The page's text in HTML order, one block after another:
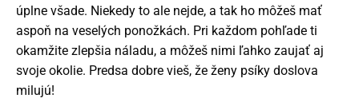
úplne všade. Niekedy to ale nejde, a tak ho môžeš mať
aspoň na veselých ponožkách. Pri každom pohľade ti
okamžite zlepšia náladu, a môžeš nimi ľahko zaujať aj
svoje okolie. Predsa dobre vieš, že ženy psíky doslova
milujú!